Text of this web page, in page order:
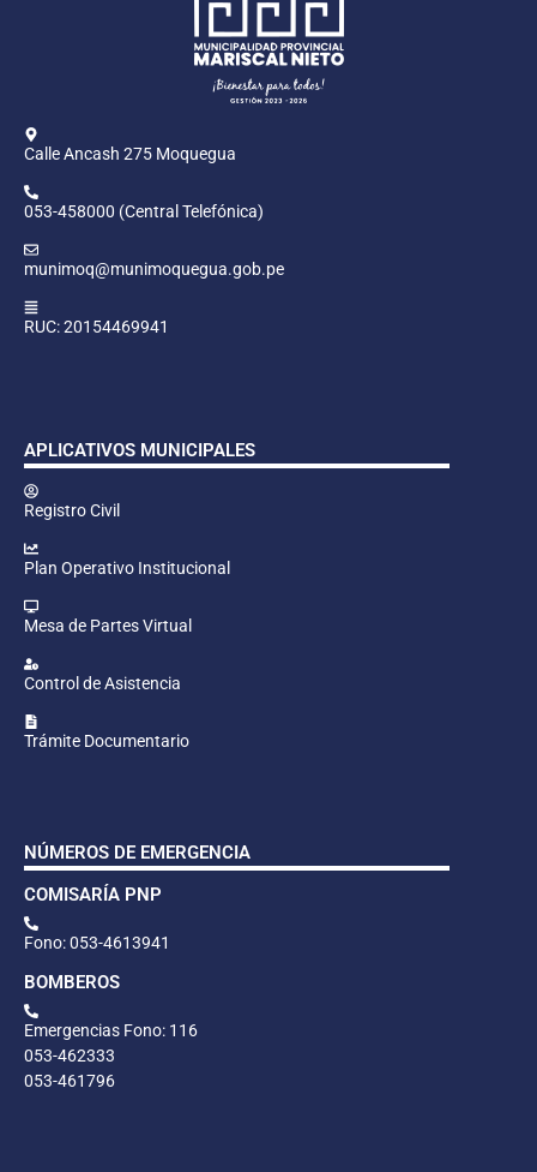
Calle Ancash 275 Moquegua
053-458000 (Central Telefónica)
munimoq@munimoquegua.gob.pe
RUC: 20154469941
APLICATIVOS MUNICIPALES
Registro Civil
Plan Operativo Institucional
Mesa de Partes Virtual
Control de Asistencia
Trámite Documentario
NÚMEROS DE EMERGENCIA
COMISARÍA PNP
Fono: 053-4613941
BOMBEROS
Emergencias Fono: 116
053-462333
053-461796